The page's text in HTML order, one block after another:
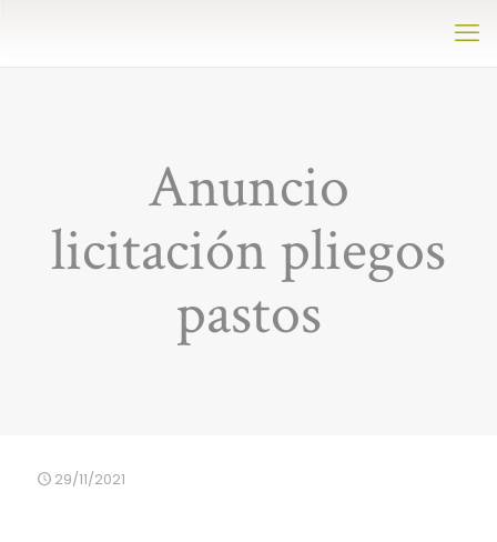
Anuncio
licitación pliegos
pastos
29/11/2021